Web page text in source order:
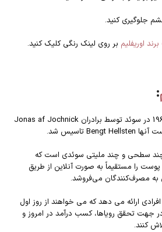
جلوگیری کنید.
اوریفلیم بر روی لینک رنگی کلیک کنید.
:
کمپانی اوریفلیم در 1 ژانویه 1967 در سوئد توسط برادران Jonas af Jochnick
چند سطحی و چند ملیتی سوئدی است که
را مستقیماً به صورت آنلاین از طریق
به مصرف‌کنندگان می‌فروشد.
ارائه می دهد که می خواهند از روز اول
جهت تحقق رویاها، کسب درآمد در امروز و
کنند.